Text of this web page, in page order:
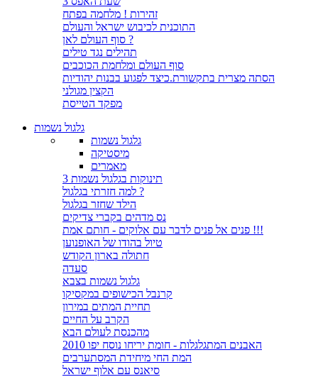
זהירות ! מלחמה בפתח
התוכנית לכיבוש ישראל והעולם
סוף העולם לאן ?
תהילים נגד טילים
סוף העולם ומלחמת הכוכבים
הסתה מצרית בתקשורת.כיצד לפגוע בבנות יהודיות
הקצין מגולני
מפקד הטייסת
גלגול נשמות
גלגול נשמות
מיסטיקה
מאמרים
3 תינוקות בגלגול נשמות
למה חזרתי בגלגול ?
הילד שחזר בגלגול
נס מדהים בקברי צדיקים
פנים אל פנים לדבר עם אלוקים - חותם אמת !!!
טיול בהודו של האופנוען
חתולה בארון הקודש
סעדה
גלגול נשמות בצבא
קרנבל הכישופים במקסיקו
תחיית המתים במירון
הקרב על החיים
מהכנסת לעולם הבא
האבנים המתגלגלות - חומת יריחו נוסח יפו 2010
המת החי מיחידת המסתערבים
סיאנס עם אלוף ישראל